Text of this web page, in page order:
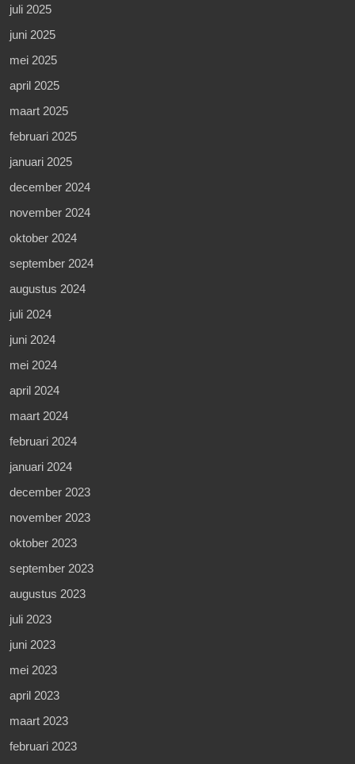
juli 2025
juni 2025
mei 2025
april 2025
maart 2025
februari 2025
januari 2025
december 2024
november 2024
oktober 2024
september 2024
augustus 2024
juli 2024
juni 2024
mei 2024
april 2024
maart 2024
februari 2024
januari 2024
december 2023
november 2023
oktober 2023
september 2023
augustus 2023
juli 2023
juni 2023
mei 2023
april 2023
maart 2023
februari 2023